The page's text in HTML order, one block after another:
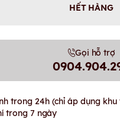
HẾT HÀNG
Gọi hỗ trợ
trong 24h (chỉ áp dụng khu
trong 7 ngày